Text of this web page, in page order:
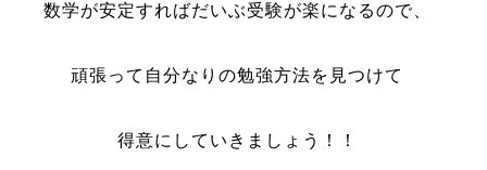
数学が安定すればだいぶ受験が楽になるので、
頑張って自分なりの勉強方法を見つけて
得意にしていきましょう！！